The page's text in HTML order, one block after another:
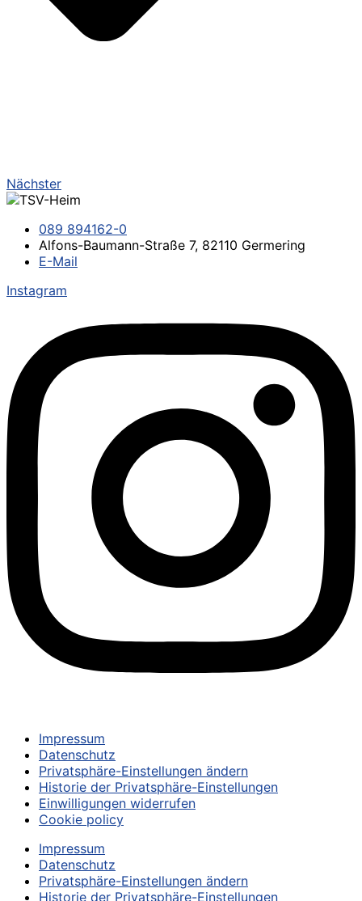
Nächster
089 894162-0
Alfons-Baumann-Straße 7, 82110 Germering
E-Mail
Instagram
Impressum
Datenschutz
Privatsphäre-Einstellungen ändern
Historie der Privatsphäre-Einstellungen
Einwilligungen widerrufen
Cookie policy
Impressum
Datenschutz
Privatsphäre-Einstellungen ändern
Historie der Privatsphäre-Einstellungen